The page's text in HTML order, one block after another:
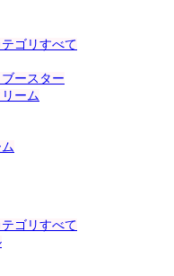
ゴリすべて
ースター
ーム
ゴリすべて